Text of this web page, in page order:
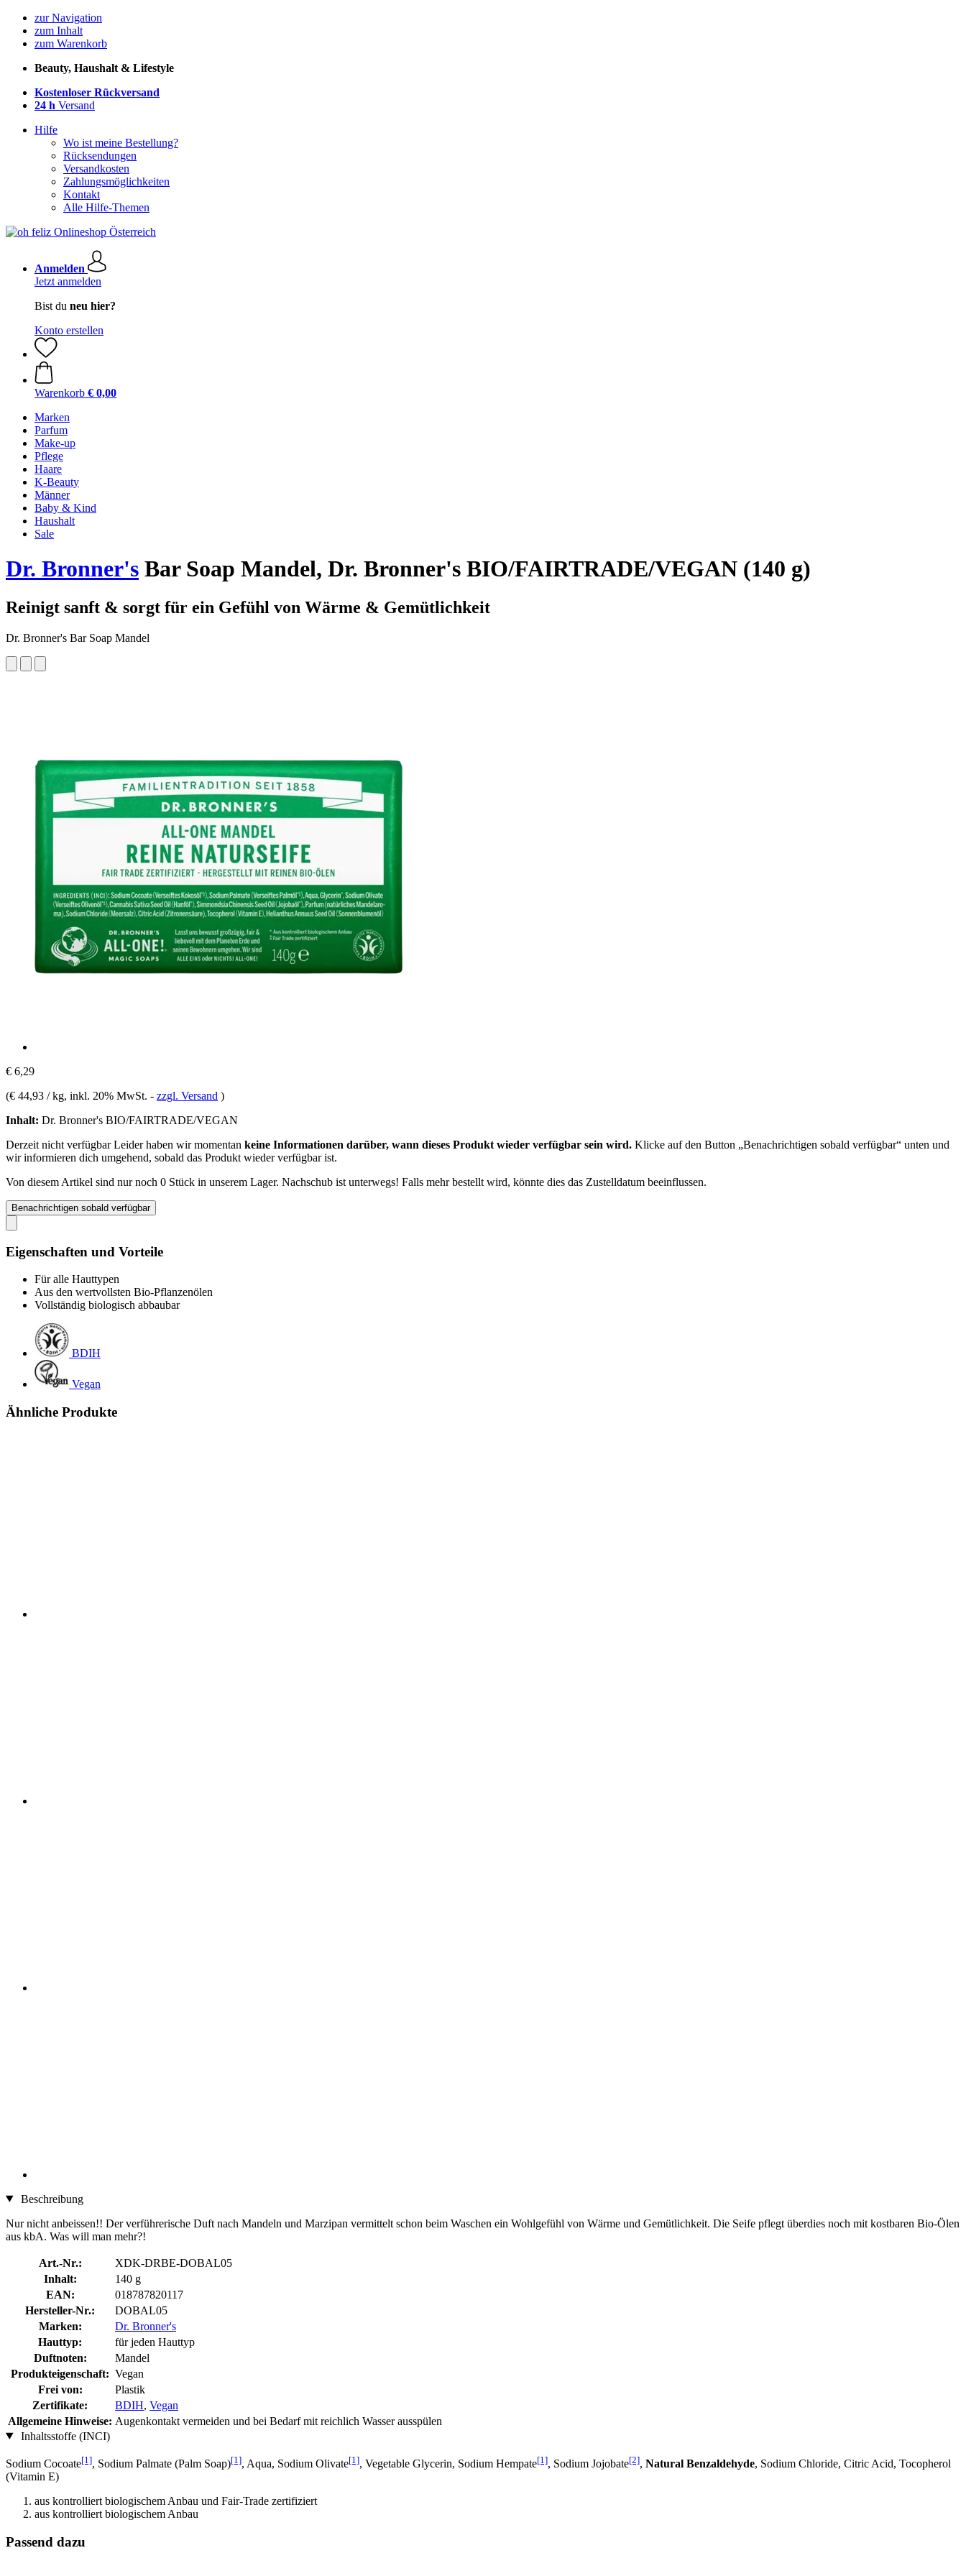
zur Navigation
zum Inhalt
zum Warenkorb
Beauty, Haushalt & Lifestyle
Kostenloser Rückversand
24 h Versand
Hilfe
Wo ist meine Bestellung?
Rücksendungen
Versandkosten
Zahlungsmöglichkeiten
Kontakt
Alle Hilfe-Themen
Anmelden
Jetzt anmelden
Bist du neu hier?
Konto erstellen
Warenkorb € 0,00
Marken
Parfum
Make-up
Pflege
Haare
K-Beauty
Männer
Baby & Kind
Haushalt
Sale
Dr. Bronner's Bar Soap Mandel, Dr. Bronner's BIO/FAIRTRADE/VEGAN (140 g)
Reinigt sanft & sorgt für ein Gefühl von Wärme & Gemütlichkeit
Dr. Bronner's Bar Soap Mandel
€ 6,29
(€ 44,93 / kg, inkl. 20% MwSt. - zzgl. Versand )
Inhalt: Dr. Bronner's BIO/FAIRTRADE/VEGAN
Derzeit nicht verfügbarLeider haben wir momentan keine Informationen darüber, wann dieses Produkt wieder verfügbar sein wird. Klicke auf den Button „Benachrichtigen sobald verfügbar“ unten und
wir informieren dich umgehend, sobald das Produkt wieder verfügbar ist.
Von diesem Artikel sind nur noch 0 Stück in unserem Lager. Nachschub ist unterwegs! Falls mehr bestellt wird, könnte dies das Zustelldatum beeinflussen.
Benachrichtigen sobald verfügbar
Eigenschaften und Vorteile
Für alle Hauttypen
Aus den wertvollsten Bio-Pflanzenölen
Vollständig biologisch abbaubar
BDIH
Vegan
Ähnliche Produkte
Beschreibung
Nur nicht anbeissen!! Der verführerische Duft nach Mandeln und Marzipan vermittelt schon beim Waschen ein Wohlgefühl von Wärme und Gemütlichkeit. Die Seife pflegt überdies noch mit kostbaren Bio-Ölen
aus kbA. Was will man mehr?!
Art.-Nr.:
XDK-DRBE-DOBAL05
Inhalt:
140 g
EAN:
018787820117
Hersteller-Nr.:
DOBAL05
Marken:
Dr. Bronner's
Hauttyp:
für jeden Hauttyp
Duftnoten:
Mandel
Produkteigenschaft: Vegan
Frei von:
Plastik
Zertifikate:
BDIH, Vegan
Allgemeine Hinweise: Augenkontakt vermeiden und bei Bedarf mit reichlich Wasser ausspülen
Inhaltsstoffe (INCI)
Sodium Cocoate[1], Sodium Palmate (Palm Soap)[1], Aqua, Sodium Olivate[1], Vegetable Glycerin, Sodium Hempate[1], Sodium Jojobate[2], Natural Benzaldehyde, Sodium Chloride, Citric Acid, Tocopherol
(Vitamin E)
aus kontrolliert biologischem Anbau und Fair-Trade zertifiziert
aus kontrolliert biologischem Anbau
Passend dazu